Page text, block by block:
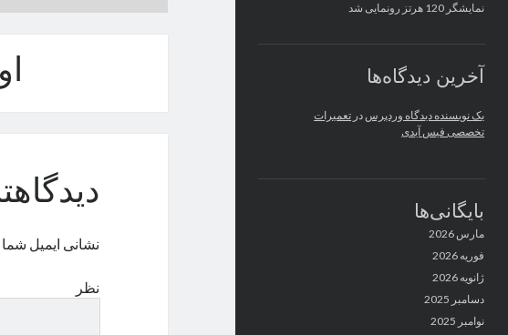
نمایشگر 120 هرتز رونمایی شد
آخرین دیدگاه‌ها
یک نویسنده دیدگاه وردپرس در تعمیرات
تخصصی فیس آیدی
بایگانی‌ها
مارس 2026
فوریه 2026
ژانویه 2026
دسامبر 2025
نوامبر 2025
نشانی ایمیل
نظر